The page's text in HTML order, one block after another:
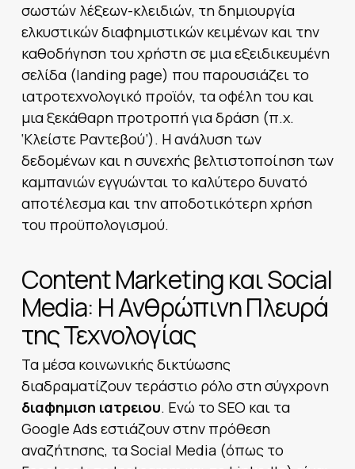
σωστών λέξεων-κλειδιών, τη δημιουργία
ελκυστικών διαφημιστικών κειμένων και την
καθοδήγηση του χρήστη σε μια εξειδικευμένη
σελίδα (landing page) που παρουσιάζει το
ιατροτεχνολογικό προϊόν, τα οφέλη του και
μια ξεκάθαρη προτροπή για δράση (π.χ.
‘Κλείστε Ραντεβού’). Η ανάλυση των
δεδομένων και η συνεχής βελτιστοποίηση των
καμπανιών εγγυώνται το καλύτερο δυνατό
αποτέλεσμα και την αποδοτικότερη χρήση
του προϋπολογισμού.
Content Marketing και Social
Media: Η Ανθρώπινη Πλευρά
της Τεχνολογίας
Τα μέσα κοινωνικής δικτύωσης
διαδραματίζουν τεράστιο ρόλο στη σύγχρονη
διαφημιση ιατρειου. Ενώ το SEO και τα
Google Ads εστιάζουν στην πρόθεση
αναζήτησης, τα Social Media (όπως το